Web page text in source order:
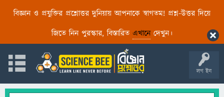
বিজ্ঞান ও প্রযুক্তির প্রশ্নোত্তর দুনিয়ায় আপনাকে স্বাগতম! প্রশ্ন-উত্তর দিয়ে
জিতে নিন পুরস্কার, বিস্তারিত এখানেদেখুন।
লগ ইন